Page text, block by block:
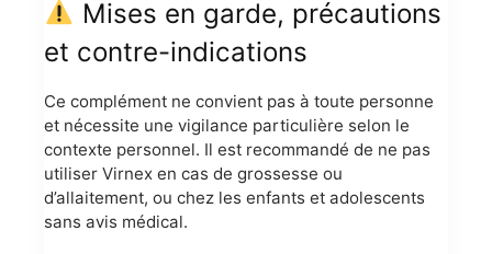
Mises en garde, précautions
et contre-indications
Ce complément ne convient pas à toute personne
et nécessite une vigilance particulière selon le
contexte personnel. Il est recommandé de ne pas
utiliser Virnex en cas de grossesse ou
d’allaitement, ou chez les enfants et adolescents
sans avis médical.